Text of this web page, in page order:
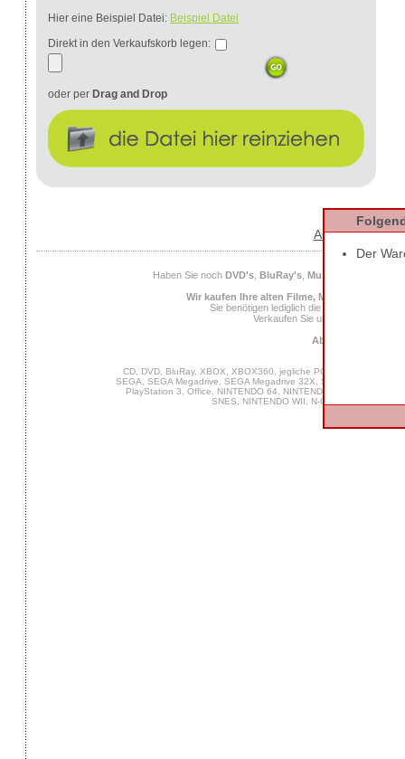
Hier eine Beispiel Datei: Beispiel Datei
Direkt in den Verkaufskorb legen:
oder per Drag and Drop
AGB
Haben Sie noch DVD's, BluRay's, Musik CD's
Wir kaufen Ihre alten Filme, Musik und Spiele
Sie benötigen lediglich die
Verkaufen Sie uns Ihre alten
Ab 25 Euro
CD, DVD, BluRay, XBOX, XBOX360, jegliche PC Software,
SEGA, SEGA Megadrive, SEGA Megadrive 32X, SEGA Master
PlayStation 3, Office, NINTENDO 64, NINTENDO DS,
SNES, NINTENDO WII, N-Gage, MUSIK,
Der